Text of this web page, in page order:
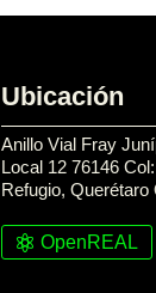
Ubicación
Anillo Vial Fray
Local 12 76146
Refugio,
OpenREAL